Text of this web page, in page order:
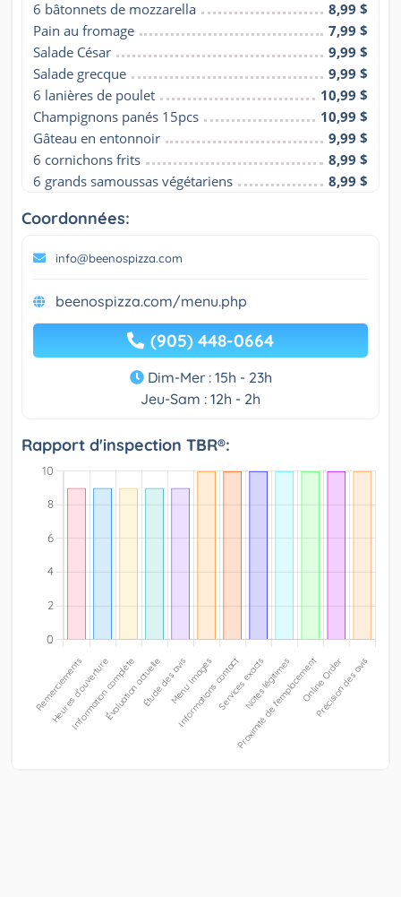
6 bâtonnets de mozzarella
8,99 $
Pain au fromage
7,99 $
Salade César
9,99 $
Salade grecque
9,99 $
6 lanières de poulet
10,99 $
Champignons panés 15pcs
10,99 $
Gâteau en entonnoir
9,99 $
6 cornichons frits
8,99 $
6 grands samoussas végétariens
8,99 $
Coordonnées:
info@beenospizza.com
beenospizza.com/menu.php
(905) 448-0664
Dim-Mer : 15h - 23h
Jeu-Sam : 12h - 2h
Rapport d'inspection TBR®: